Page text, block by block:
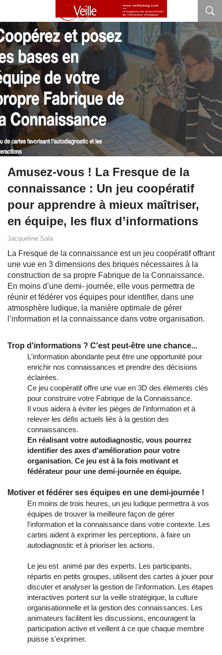
Amusez-vous ! La Fresque de la
connaissance : Un jeu coopératif
pour apprendre à mieux maîtriser,
en équipe, les flux d’informations
Jacqueline Sala
La Fresque de la connaissance est un jeu coopératif offrant
une vue en 3 dimensions des briques nécessaires à la
construction de sa propre Fabrique de la Connaissance.
En moins d’une demi- journée, elle vous permettra de
réunir et fédérer vos équipes pour identifier, dans une
atmosphère ludique, la manière optimale de gérer
l’information et la connaissance dans votre organisation.
Trop d'informations ? C'est peut-être une chance...
L'information abondante peut être une opportunité pour
enrichir nos connaissances et prendre des décisions
éclairées.
Ce jeu coopératif offre une vue en 3D des éléments clés
pour construire votre Fabrique de la Connaissance.
Il vous aidera à éviter les pièges de l'information et à
relever les défis actuels liés à la gestion des
connaissances.
En réalisant votre autodiagnostic, vous pourrez
identifier des axes d'amélioration pour votre
organisation. Ce jeu est à la fois motivant et
fédérateur pour une demi-journée en équipe.
Motiver et fédérer ses équipes en une demi-journée !
En moins de trois heures, un jeu ludique permettra à vos
équipes de trouver la meilleure façon de gérer
l'information et la connaissance dans votre contexte. Les
cartes aident à exprimer les perceptions, à faire un
autodiagnostic et à prioriser les actions.
Le jeu est animé par des experts. Les participants,
répartis en petits groupes, utilisent des cartes à jouer pour
discuter et analyser la gestion de l'information. Les étapes
interactives portent sur la veille stratégique, la culture
organisationnelle et la gestion des connaissances. Les
animateurs facilitent les discussions, encouragent la
participation active et veillent à ce que chaque membre
puisse s'exprimer.